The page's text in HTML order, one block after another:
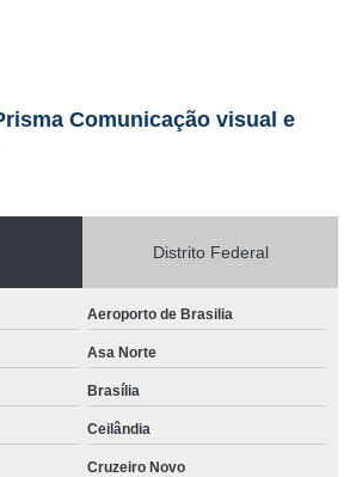
Comunicação visual e
Distrito Federal
Aeroporto de Brasilia
Asa Norte
Brasília
Ceilândia
Cruzeiro Novo